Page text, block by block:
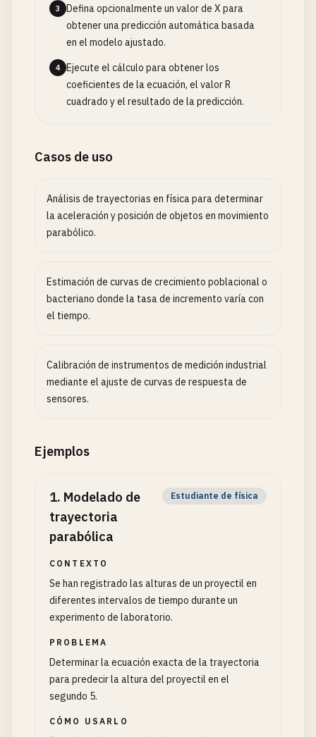
3
Defina opcionalmente un valor de X para
obtener una predicción automática basada
en el modelo ajustado.
4
Ejecute el cálculo para obtener los
coeficientes de la ecuación, el valor R
cuadrado y el resultado de la predicción.
Casos de uso
Análisis de trayectorias en física para determinar
la aceleración y posición de objetos en movimiento
parabólico.
Estimación de curvas de crecimiento poblacional o
bacteriano donde la tasa de incremento varía con
el tiempo.
Calibración de instrumentos de medición industrial
mediante el ajuste de curvas de respuesta de
sensores.
Ejemplos
1. Modelado de
trayectoria
parabólica
Estudiante de física
CONTEXTO
Se han registrado las alturas de un proyectil en
diferentes intervalos de tiempo durante un
experimento de laboratorio.
PROBLEMA
Determinar la ecuación exacta de la trayectoria
para predecir la altura del proyectil en el
segundo 5.
CÓMO USARLO